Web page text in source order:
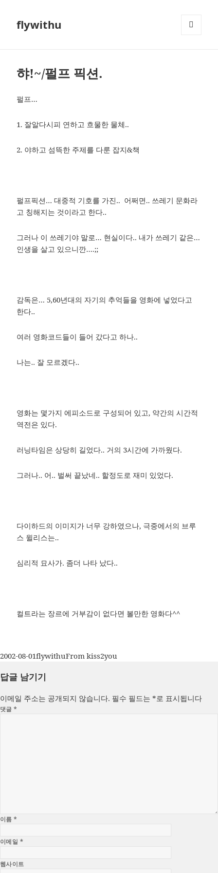
flywithu
햐!~/펄프 픽션.
펄프…
1. 잘알다시피 연하고 흐물한 물체..
2. 야하고 섬뜩한 주제를 다룬 잡지&책
펄프픽션… 대중적 기호를 가진.. 어쩌면.. 쓰레기 문화라
고 칭해지는 것이라고 한다..
그러나 이 쓰레기야 말로… 현실이다.. 내가 쓰레기 같은…
인생을 살고 있으니깐….;;
감독은… 5,60년대의 자기의 추억들을 영화에 넣었다고
한다..
여러 영화코드들이 들어 갔다고 하나..
나는.. 잘 모르겠다..
영화는 몇가지 에피소드로 구성되어 있고, 약간의 시간적
역전은 있다.
러닝타임은 상당히 길었다.. 거의 3시간에 가까웠다.
그러나.. 어.. 벌써 끝났네.. 할정도로 재미 있었다.
다이하드의 이미지가 너무 강하였으나, 극중에서의 브루
스 윌리스는..
심리적 묘사가. 좀더 나타 났다..
컬트라는 장르에 거부감이 없다면 볼만한 영화다^^
작
일
2002-08-01글
이
flywithu카
From kiss2you
답글 남기기
이메일 주소는 공개되지 않습니다. 필수 필드는 *로 표시됩니다
댓글*
이름*
이메일 *
웹사이트